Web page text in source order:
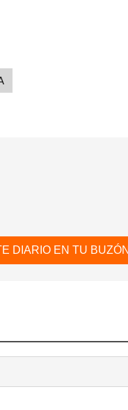
DIARIO EN TU